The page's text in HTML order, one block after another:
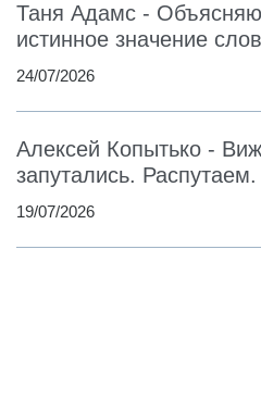
Таня Адамс -
истинное значение
24/07/2026
Алексей Копытько -
запутались. Распутаем.
19/07/2026